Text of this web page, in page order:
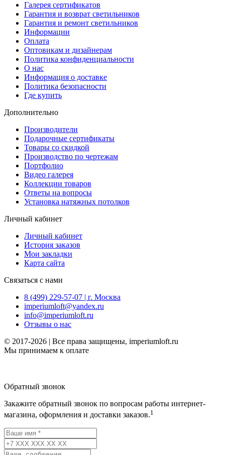
Галерея сертификатов
Гарантия и возврат светильников
Гарантия и ремонт светильников
Информации
Оплата
Оптовикам и дизайнерам
Политика конфиденциальности
О нас
Информация о доставке
Политика безопасности
Где купить
Дополнительно
Производители
Подарочные сертификаты
Товары со скидкой
Производство по чертежам
Портфолио
Видео галерея
Коллекции товаров
Ответы на вопросы
Установка натяжных потолков
Личный кабинет
Личный кабинет
История заказов
Мои закладки
Карта сайта
Связаться с нами
8 (499) 229-57-07 | г. Москва
imperiumloft@yandex.ru
info@imperiumloft.ru
Отзывы о нас
© 2017-2026 | Все права защищены, imperiumloft.ru
Мы принимаем к оплате
Обратный звонок
Закажите обратный звонок по вопросам работы интернет-
магазина, оформления и доставки заказов.1